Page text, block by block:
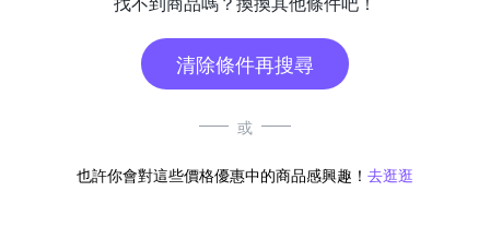
清除條件再搜尋
或
也許你會對這些價格優惠中的商品感興趣！ 去逛逛